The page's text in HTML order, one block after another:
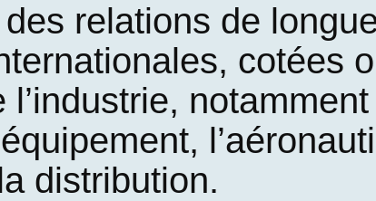
relations de
cotées
distribution.